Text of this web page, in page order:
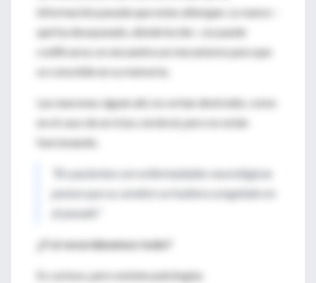
información pasada que estas albergan. Lo nuevo –
qué ha desayunado, dónde ha ido–, no puede
codificarse, no encuentra un mecanismo para que
se consolide en su memoria.
Las neuronas siguen ahí, no se han destruido, como
en el caso de un ictus cerebral, pero no están
funcionando.
"En pacientes con enfermedades neurológicas
parece que su cerebro se hubiera congelado en
el pasado"
¿Y si recordásemos todo?
Es curioso, pero existen patologías